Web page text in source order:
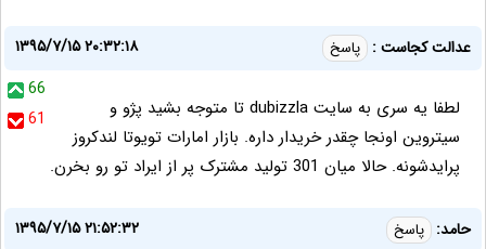
عدالت کجاست : پاسخ
۱۳۹۵/۷/۱۵ ۲۰:۳۲:۱۸
66
61
لطفا یه سری به سایت dubizzla تا متوجه بشید پژو و
سیتروین اونجا چقدر خریدار داره. بازار امارات تویوتا لندکروز
پرایدشونه. حالا میان 301 تولید مشترک پر از ایراد تو رو بخرن.
حامد: پاسخ
۱۳۹۵/۷/۱۵ ۲۱:۵۲:۳۲